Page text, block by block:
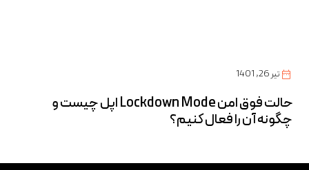
تیر 26, 1401
حالت فوق امن Lockdown Mode اپل چیست و
چگونه آن را فعال کنیم؟